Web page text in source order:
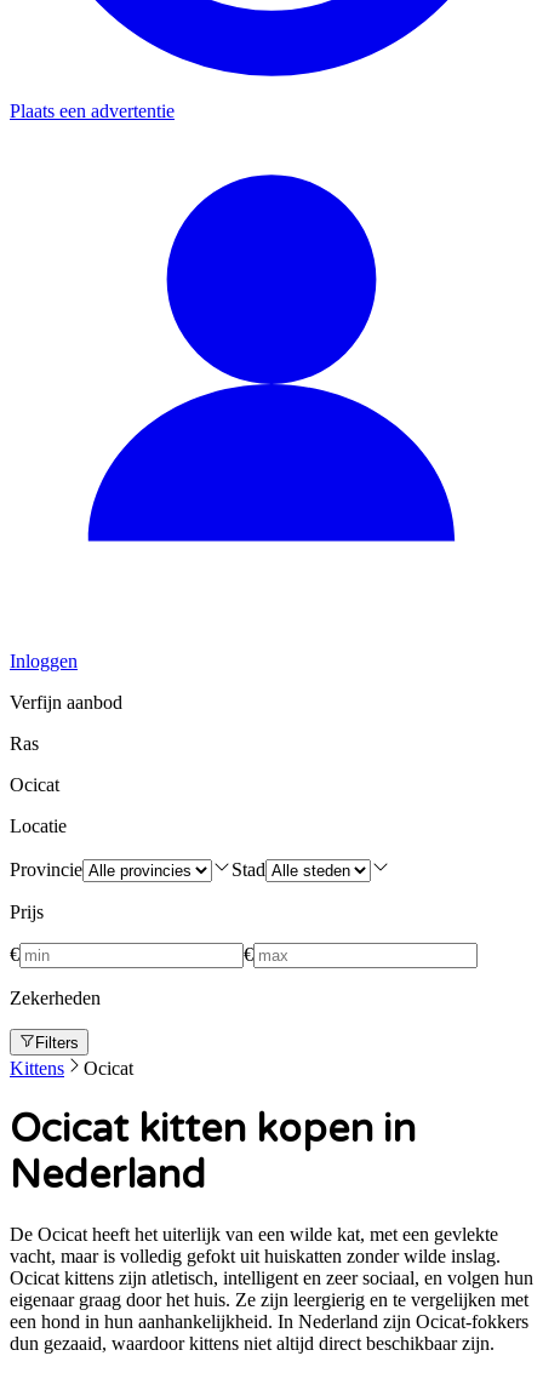
Plaats een advertentie
Inloggen
Verfijn aanbod
Ras
Ocicat
Locatie
Provincie Stad
Prijs
€ €
Zekerheden
Filters
Kittens Ocicat
Ocicat kitten kopen in
Nederland
De Ocicat heeft het uiterlijk van een wilde kat, met een gevlekte
vacht, maar is volledig gefokt uit huiskatten zonder wilde inslag.
Ocicat kittens zijn atletisch, intelligent en zeer sociaal, en volgen hun
eigenaar graag door het huis. Ze zijn leergierig en te vergelijken met
een hond in hun aanhankelijkheid. In Nederland zijn Ocicat-fokkers
dun gezaaid, waardoor kittens niet altijd direct beschikbaar zijn.